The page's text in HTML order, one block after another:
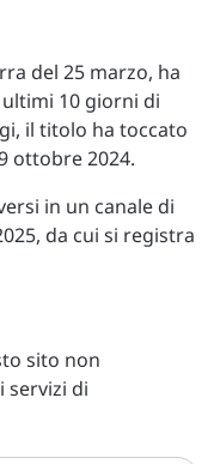
del 25 marzo, ha
10 giorni di
il titolo ha toccato
ottobre 2024.
in un canale di
da cui si registra
sito non
servizi di